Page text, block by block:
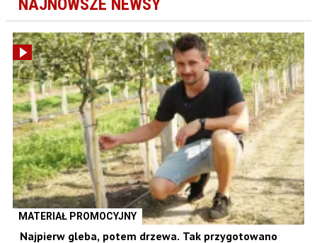
NAJNOWSZE NEWSY
MATERIAŁ PROMOCYJNY
Najpierw gleba, potem drzewa. Tak przygotowano